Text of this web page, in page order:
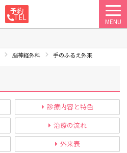
予約
TEL MENU
脳神経外科 手のふるえ外来
診療内容と特色
治療の流れ
外来表